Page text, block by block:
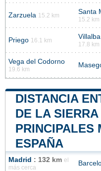
Zarzuela 15.2 km Santa
15.2 km
Priego 16.1 km
17.8 km
Vega del Codorno
19.6 km
DISTANCIA
DE LA
PRINCIPALES
ESPAÑA
Madrid : 132 km el
más cerca